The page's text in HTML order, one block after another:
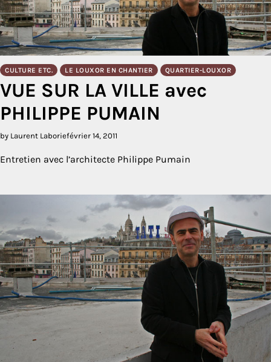
CULTURE ETC. LE LOUXOR EN CHANTIER QUARTIER-LOUXOR
VUE SUR LA VILLE avec
PHILIPPE PUMAIN
by Laurent Laboriefévrier 14, 2011
Entretien avec l’architecte Philippe Pumain